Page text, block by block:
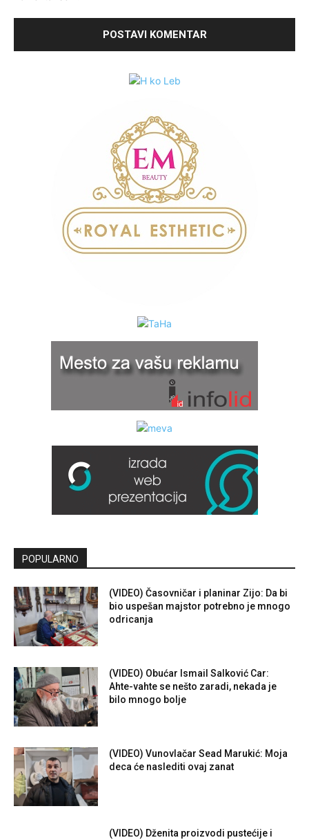
POPULARNO
(VIDEO) Časovničar i planinar Zijo: Da bi
bio uspešan majstor potrebno je mnogo
odricanja
(VIDEO) Obućar Ismail Salković Car:
Ahte-vahte se nešto zaradi, nekada je
bilo mnogo bolje
(VIDEO) Vunovlačar Sead Marukić: Moja
deca će naslediti ovaj zanat
(VIDEO) Dženita proizvodi pustećije i